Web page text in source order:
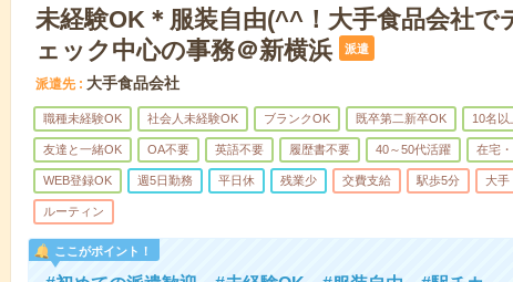
未経験OK＊服装自由(^^！大手食品会社で
ェック中心の事務＠新横浜
派遣
派遣先 大手食品会社
職種未経験OK 社会人未経験OK ブランクOK 既卒第二新卒OK 10名以
友達と一緒OK OA不要 英語不要 履歴書不要 40～50代活躍 在宅
WEB登録OK 週5日勤務 平日休 残業少 交費支給 駅歩5分 大手
ルーティン
ここがポイント！